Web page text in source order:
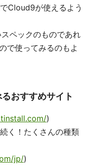
Cloud9が使えるよう
ペックのものであれ
で使ってみるのもよ
おすすめサイト
)
く！たくさんの種類
jp/)